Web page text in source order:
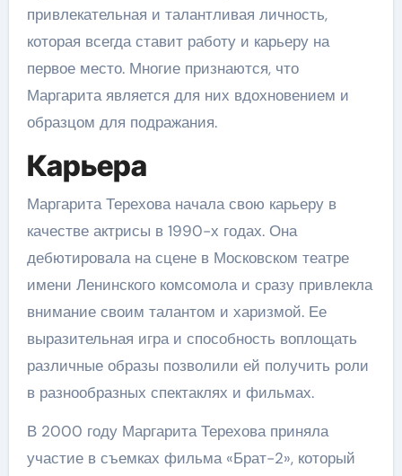
привлекательная и талантливая личность,
которая всегда ставит работу и карьеру на
первое место. Многие признаются, что
Маргарита является для них вдохновением и
образцом для подражания.
Карьера
Маргарита Терехова начала свою карьеру в
качестве актрисы в 1990-х годах. Она
дебютировала на сцене в Московском театре
имени Ленинского комсомола и сразу привлекла
внимание своим талантом и харизмой. Ее
выразительная игра и способность воплощать
различные образы позволили ей получить роли
в разнообразных спектаклях и фильмах.
В 2000 году Маргарита Терехова приняла
участие в съемках фильма «Брат-2», который